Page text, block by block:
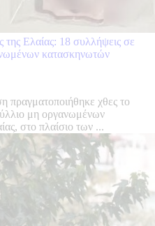
της Ελαίας: 18 συλλήψεις σε
κατασκηνωτών
πραγματοποιήθηκε χθες το
μη οργανωμένων
στο πλαίσιο των ...